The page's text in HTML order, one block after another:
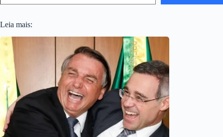
Leia mais: